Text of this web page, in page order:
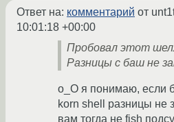
Ответ на: комментарий от
10:01:18 +00:00
Пробовал этот
Разницы с баш не
o_O я понимаю, если
korn shell разницы не
вам тогда не fish